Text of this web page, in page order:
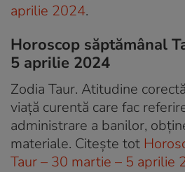
aprilie 2024.
Horoscop săptămânal
5 aprilie 2024
Zodia Taur. Atitudine
viață curentă care fac
administrare a banilor,
materiale. Citește tot
Taur – 30 martie – 5 aprilie